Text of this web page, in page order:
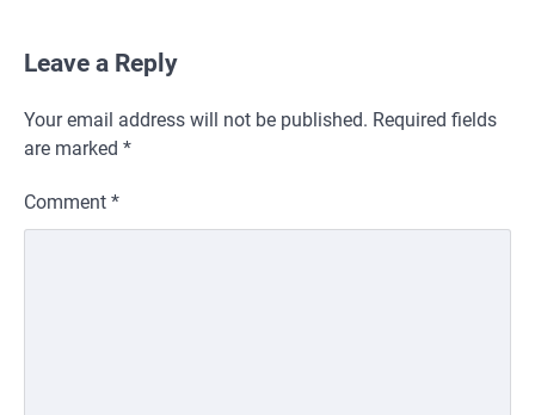
Leave a Reply
Your email address will not be published. Required fields
are marked *
Comment *